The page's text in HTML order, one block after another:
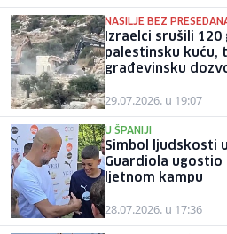
NASILJE BEZ
Izraelci srušili
palestinsku kuću,
građevinsku
29.07.2026. u 19:07
U ŠPANIJI
Simbol ljudskosti
Guardiola ugostio
ljetnom kampu
28.07.2026. u 17:36